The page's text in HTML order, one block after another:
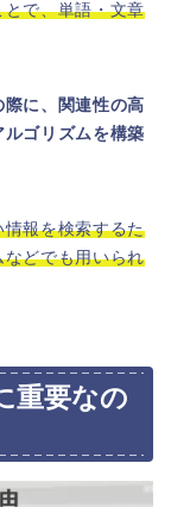
で、単語・文章
際に、関連性の高
ゴリズムを構築
情報を検索するた
どでも用いられ
重要なの